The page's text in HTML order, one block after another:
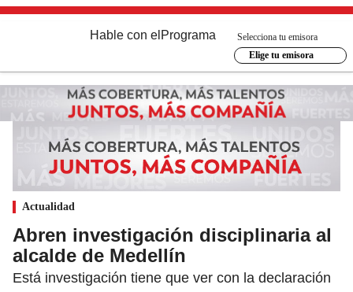
Hable con el Programa
Selecciona tu emisora
Elige tu emisora
Actualidad
Abren investigación disciplinaria al
alcalde de Medellín
Está investigación tiene que ver con la declaración